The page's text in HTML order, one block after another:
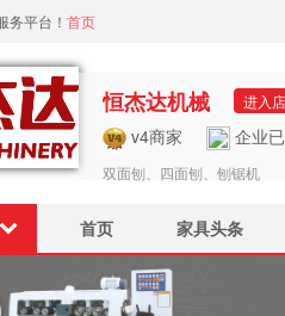
务平台！ 首页
恒杰达机械 进入
v4商家 企业
双面刨、四面刨、刨锯机
首页 家具头条